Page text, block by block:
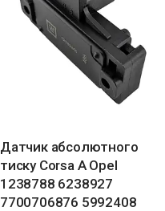
Датчик абсолютного
тиску Corsa A Opel
1238788 6238927
7700706876 5992408